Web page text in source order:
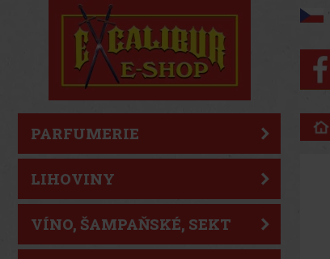
PARFUMERIE
LIHOVINY
VÍNO, ŠAMPAŇSKÉ, SEKT